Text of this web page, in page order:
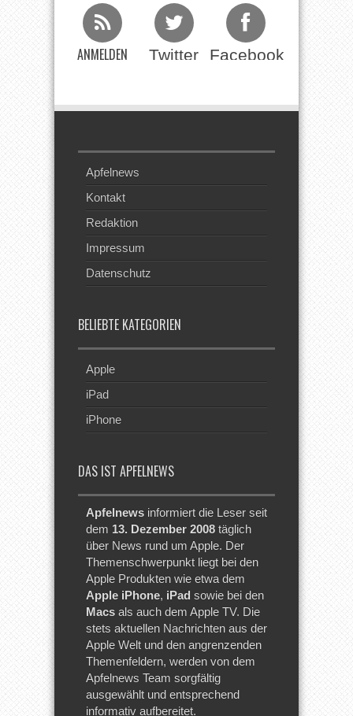
ANMELDEN Twitter Facebook
Apfelnews
Kontakt
Redaktion
Impressum
Datenschutz
BELIEBTE KATEGORIEN
Apple
iPad
iPhone
DAS IST APFELNEWS
Apfelnews informiert die Leser seit
dem 13. Dezember 2008 täglich
über News rund um Apple. Der
Themenschwerpunkt liegt bei den
Apple Produkten wie etwa dem
Apple iPhone, iPad sowie bei den
Macs als auch dem Apple TV. Die
stets aktuellen Nachrichten aus der
Apple Welt und den angrenzenden
Themenfeldern, werden von dem
Apfelnews Team sorgfältig
ausgewählt und entsprechend
informativ aufbereitet.